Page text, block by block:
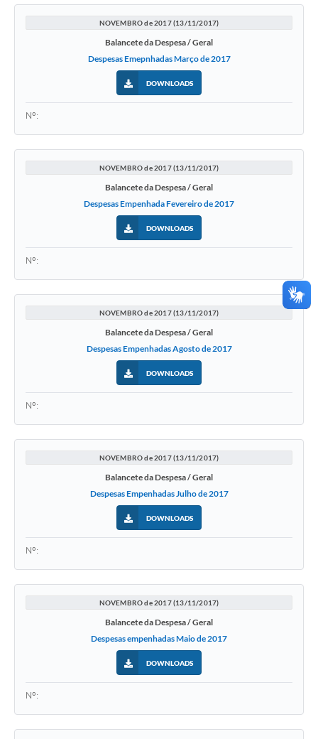
NOVEMBRO de 2017 (13/11/2017)
Balancete da Despesa / Geral
Despesas Emepnhadas Março de 2017
DOWNLOADS
Nº:
NOVEMBRO de 2017 (13/11/2017)
Balancete da Despesa / Geral
Despesas Empenhada Fevereiro de 2017
DOWNLOADS
Nº:
NOVEMBRO de 2017 (13/11/2017)
Balancete da Despesa / Geral
Despesas Empenhadas Agosto de 2017
DOWNLOADS
Nº:
NOVEMBRO de 2017 (13/11/2017)
Balancete da Despesa / Geral
Despesas Empenhadas Julho de 2017
DOWNLOADS
Nº:
NOVEMBRO de 2017 (13/11/2017)
Balancete da Despesa / Geral
Despesas empenhadas Maio de 2017
DOWNLOADS
Nº: